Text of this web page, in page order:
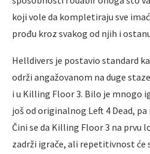
koji vole da kompletiraju sve
prođu kroz svakog od njih i
Helldivers je postavio standard
održi angažovanom na duge
i u Killing Floor 3. Bilo je mnogo
još od originalnog Left 4 Dead, pa
Čini se da Killing Floor 3 na prvu
zadrži igrače, ali repetitivnost će